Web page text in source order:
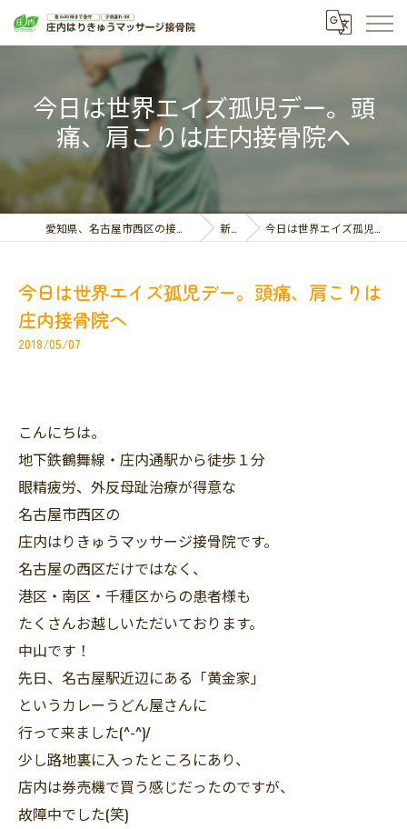
今日は世界エイズ孤児デー。頭
痛、肩こりは庄内接骨院へ
愛知県、名古屋市西区の接骨院なら庄内はりきゅうマッサージ接骨院 新着情報 今日は世界エイズ孤児デー。頭痛、肩こりは庄内接骨院へ
今日は世界エイズ孤児デー。頭痛、肩こりは
庄内接骨院へ
2018/05/07
こんにちは。
地下鉄鶴舞線・庄内通駅から徒歩１分
眼精疲労、外反母趾治療が得意な
名古屋市西区の
庄内はりきゅうマッサージ接骨院です。
名古屋の西区だけではなく、
港区・南区・千種区からの患者様も
たくさんお越しいただいております。
中山です！
先日、名古屋駅近辺にある「黄金家」
というカレーうどん屋さんに
行って来ました(^-^)/
少し路地裏に入ったところにあり、
店内は券売機で買う感じだったのですが、
故障中でした(笑)